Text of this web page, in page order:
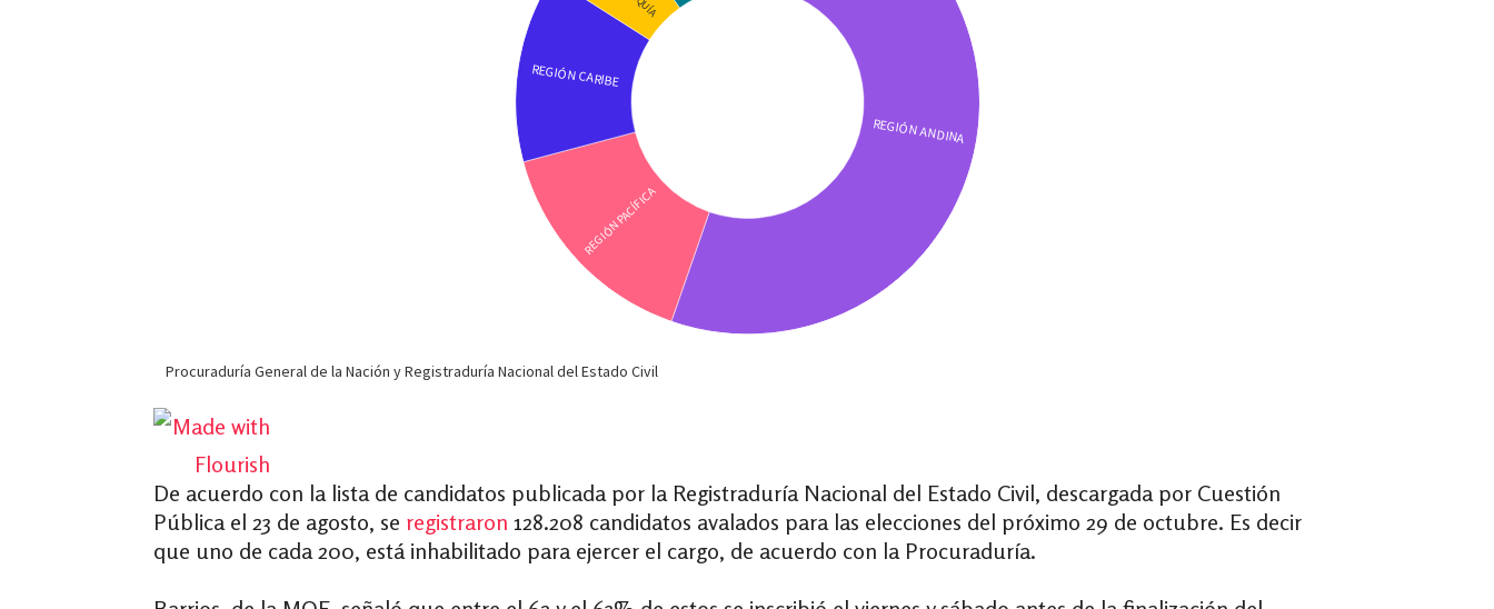
De acuerdo con la lista de candidatos publicada por la Registraduría Nacional del Estado Civil, descargada por Cuestión
Pública el 23 de agosto, se registraron 128.208 candidatos avalados para las elecciones del próximo 29 de octubre. Es decir
que uno de cada 200, está inhabilitado para ejercer el cargo, de acuerdo con la Procuraduría.